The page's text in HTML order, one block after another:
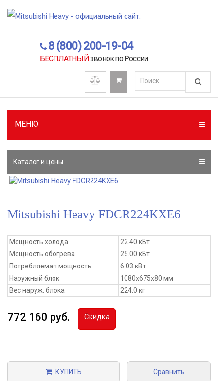
8 (800) 200-19-04
БЕСПЛАТНЫЙзвонок по России
МЕНЮ
Каталог и цены
Mitsubishi Heavy FDCR224KXE6
Мощность холода
22.40 кВт
Мощность обогрева
25.00 кВт
Потребляемая мощность
6.03 кВт
Наружный блок
1080x675x80 мм
Вес наруж. блока
224.0 кг
772 160 руб. Скидка
КУПИТЬ Сравнить